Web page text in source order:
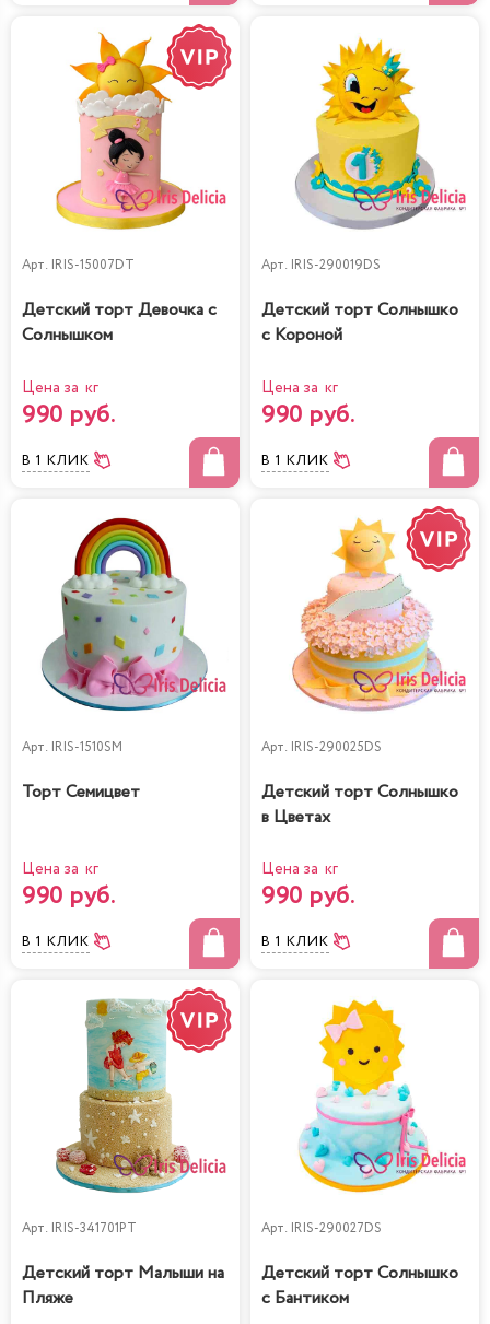
Арт. IRIS-15007DT
Детский торт Девочка с
Солнышком
Цена за кг
990 руб.
В 1 КЛИК
Арт. IRIS-290019DS
Детский торт Солнышко
с Короной
Цена за кг
990 руб.
В 1 КЛИК
Арт. IRIS-1510SM
Торт Семицвет
Цена за кг
990 руб.
В 1 КЛИК
Арт. IRIS-290025DS
Детский торт Солнышко
в Цветах
Цена за кг
990 руб.
В 1 КЛИК
Арт. IRIS-341701PT
Детский торт Малыши на
Пляже
Арт. IRIS-290027DS
Детский торт Солнышко
с Бантиком